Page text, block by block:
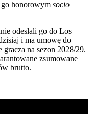
honorowym socio
odesłali go do Los
i ma umowę do
gracza na sezon 2028/29.
zsumowane
brutto.